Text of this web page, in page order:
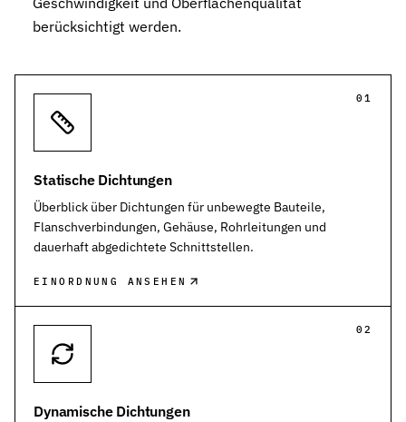
berücksichtigt werden.
01
Statische Dichtungen
Überblick über Dichtungen für unbewegte Bauteile,
Flanschverbindungen, Gehäuse, Rohrleitungen und
dauerhaft abgedichtete Schnittstellen.
EINORDNUNG ANSEHEN
02
Dynamische Dichtungen